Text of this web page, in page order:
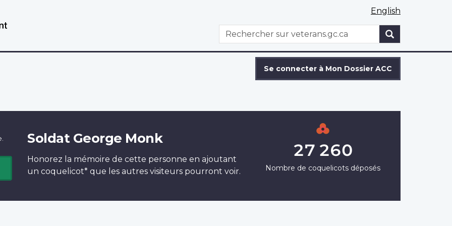
English
WxT
Search
Rechercher
Se connecter à Mon Dossier ACC
Soldat George Monk
Honorez la mémoire de cette personne en ajoutant
un coquelicot* que les autres visiteurs pourront voir.
27 260
Nombre de coquelicots déposés